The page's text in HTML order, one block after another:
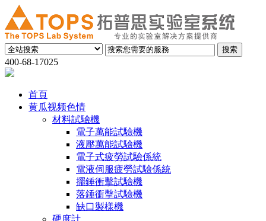
400-68-17025
首頁
黄瓜视频色情
材料試驗機
電子萬能試驗機
液壓萬能試驗機
電子式疲勞試驗係統
電液伺服疲勞試驗係統
擺錘衝擊試驗機
落錘衝擊試驗機
缺口製樣機
硬度計